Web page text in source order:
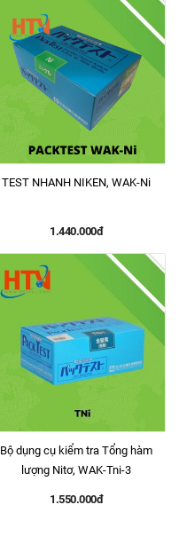
TEST NHANH NIKEN, WAK-Ni
1.440.000đ
Bộ dụng cụ kiểm tra Tổng hàm
lượng Nitơ, WAK-Tni-3
1.550.000đ